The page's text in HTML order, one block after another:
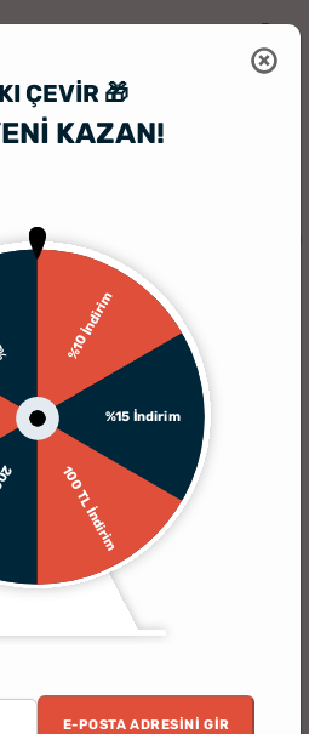
ÇEVIR 🎁
KAZAN!
%10 İndirim
%15 İndirim
100 TL İndirim
E-POSTA ADRESINI GIR